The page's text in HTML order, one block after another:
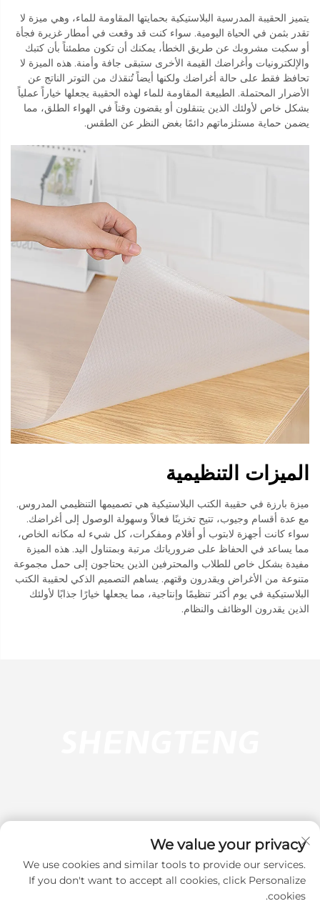
يتميز الحقيبة المدرسية البلاستيكية بحمايتها المقاومة للماء، وهي ميزة لا
تقدر بثمن في الحياة اليومية. سواء كنت قد وقعت في أمطار غزيرة فجأة
أو سكبت مشروبك عن طريق الخطأ، يمكنك أن تكون مطمئناً بأن كتبك
والإلكترونيات وأغراضك القيمة الأخرى ستبقى جافة وأمنة. هذه الميزة لا
تحافظ فقط على حالة أغراضك ولكنها أيضاً تُنقذك من التوتر الناتج عن
الأضرار المحتملة. الطبيعة المقاومة للماء لهذه الحقيبة يجعلها خياراً عملياً
بشكل خاص لأولئك الذين يتنقلون أو يقضون وقتاً في الهواء الطلق، مما
يضمن حماية مستلزماتهم دائمًا بغض النظر عن الطقس.
الميزات التنظيمية
ميزة بارزة في حقيبة الكتب البلاستيكية هي تصميمها التنظيمي المدروس.
مع عدة أقسام وجيوب، تتيح تخزينًا فعالاً وسهولة الوصول إلى أغراضك.
سواء كانت أجهزة لابتوب أو أقلام ومفكرات، كل شيء له مكانه الخاص،
مما يساعد في الحفاظ على ضرورياتك مرتبة وبمتناول اليد. هذه الميزة
مفيدة بشكل خاص للطلاب والمحترفين الذين يحتاجون إلى حمل مجموعة
متنوعة من الأغراض ويقدرون وقتهم. يساهم التصميم الذكي لحقيبة الكتب
البلاستيكية في يوم أكثر تنظيمًا وإنتاجية، مما يجعلها خيارًا جذابًا لأولئك
الذين يقدرون الوظائف والنظام.
اشترك
We value your privacy
We use cookies and similar tools to provide our services.
If you don't want to accept all cookies, click Personalize
cookies.